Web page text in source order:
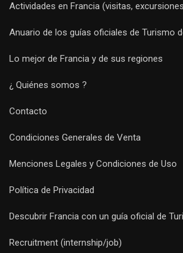
Actividades en Francia (visitas,
Anuario de los guías oficiales de Turismo
Lo mejor de Francia y de sus regiones
¿ Quiénes somos ?
Contacto
Condiciones Generales de Venta
Menciones Legales y Condiciones de Uso
Política de Privacidad
Descubrir Francia con un guía oficial de
Recruitment (internship/job)